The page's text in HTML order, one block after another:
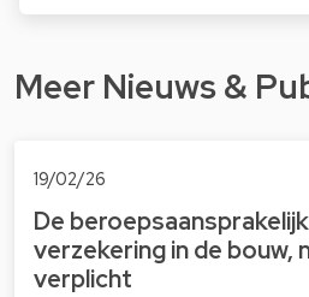
Meer Nieuws &
19/02/26
De
verzekering in de bouw,
verplicht